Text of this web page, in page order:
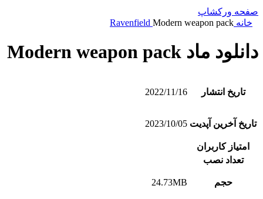
صفحه ورکشاپ
خانه
Ravenfield Modern weapon pack
دانلود ماد Modern weapon pack
تاریخ انتشار 2022/11/16
تاریخ آخرین آپدیت 2023/10/05
امتیاز کاربران
تعداد نصب
حجم 24.73MB